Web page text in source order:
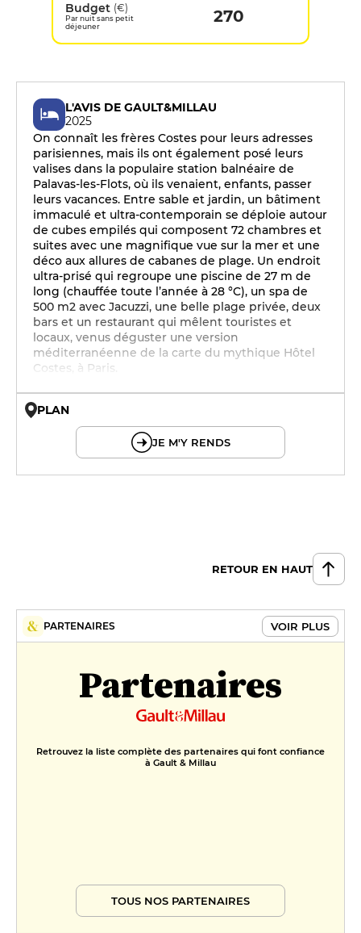
Budget (€)
Par nuit sans petit
déjeuner
270
L'AVIS DE GAULT&MILLAU
2025
On connaît les frères Costes pour leurs adresses
parisiennes, mais ils ont également posé leurs
valises dans la populaire station balnéaire de
Palavas-les-Flots, où ils venaient, enfants, passer
leurs vacances. Entre sable et jardin, un bâtiment
immaculé et ultra-contemporain se déploie autour
de cubes empilés qui composent 72 chambres et
suites avec une magnifique vue sur la mer et une
déco aux allures de cabanes de plage. Un endroit
ultra-prisé qui regroupe une piscine de 27 m de
long (chauffée toute l’année à 28 °C), un spa de
500 m2 avec Jacuzzi, une belle plage privée, deux
bars et un restaurant qui mêlent touristes et
locaux, venus déguster une version
méditerranéenne de la carte du mythique Hôtel
Costes, à Paris.
PLAN
JE M'Y RENDS
RETOUR EN HAUT
PARTENAIRES VOIR PLUS
Partenaires
Retrouvez la liste complète des partenaires qui font confiance
à Gault & Millau
TOUS NOS PARTENAIRES